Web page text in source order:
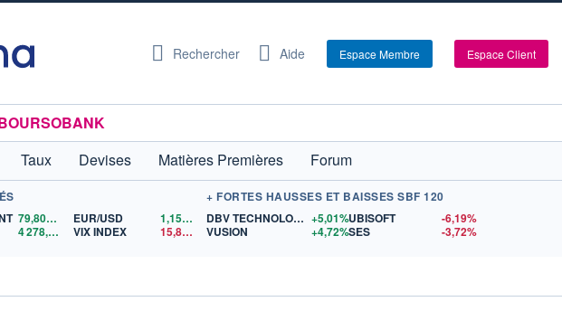
Rechercher Aide Espace Membre Espace Client
Taux Devises Matières Premières
Forum
79,80
$US
4 278,17 $US
EUR/USD 1,1554
$US
VIX INDEX
15,81$US
+ FORTES HAUSSES ET BAISSES SBF 120
DBV TECHNOLOGIES +5,01%
VUSION
+4,72%
UBISOFT
-6,19%
SES
-3,72%